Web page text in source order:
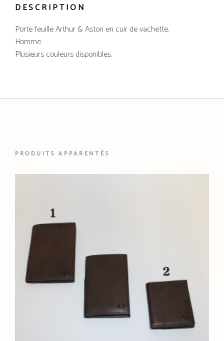
DESCRIPTION
Porte feuille Arthur & Aston en cuir de vachette.
Homme.
Plusieurs couleurs disponibles.
PRODUITS APPARENTÉS